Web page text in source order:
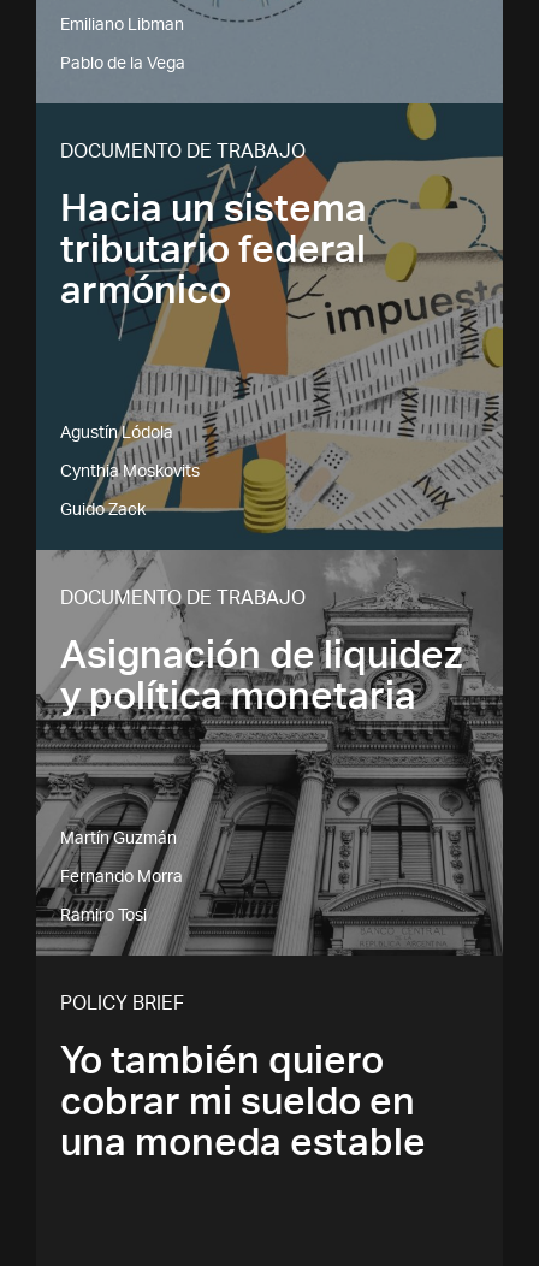
Emiliano Libman
Pablo de la Vega
DOCUMENTO DE TRABAJO
Hacia un sistema
tributario federal
armónico
Agustín Lódola
Cynthia Moskovits
Guido Zack
DOCUMENTO DE TRABAJO
Asignación de liquidez
y política monetaria
Martín Guzmán
Fernando Morra
Ramiro Tosi
POLICY BRIEF
Yo también quiero
cobrar mi sueldo en
una moneda estable